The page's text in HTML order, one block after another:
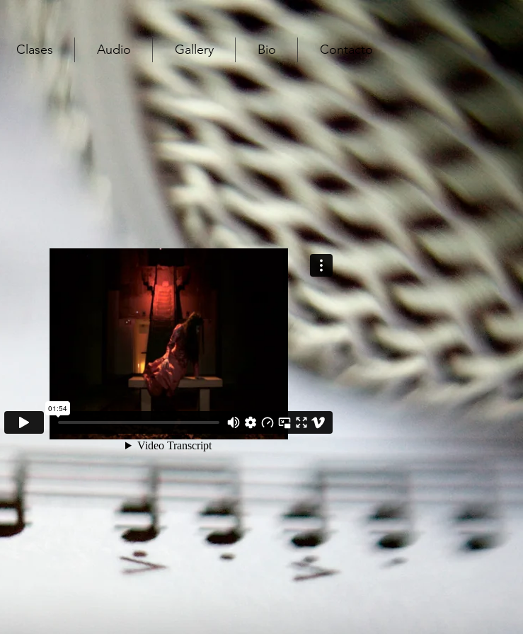
Clases Audio Gallery Bio Contacto